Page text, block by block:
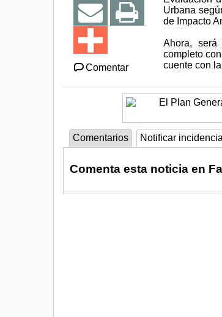
Comentar
Urbana
de Impacto
Ahora,
completo
cuente con
Comentarios Notificar incidencia
Comenta esta noticia en